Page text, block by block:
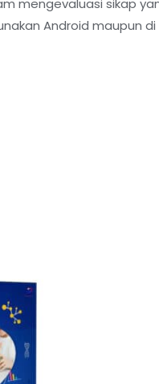
mengevaluasi sikap
Android maupun di